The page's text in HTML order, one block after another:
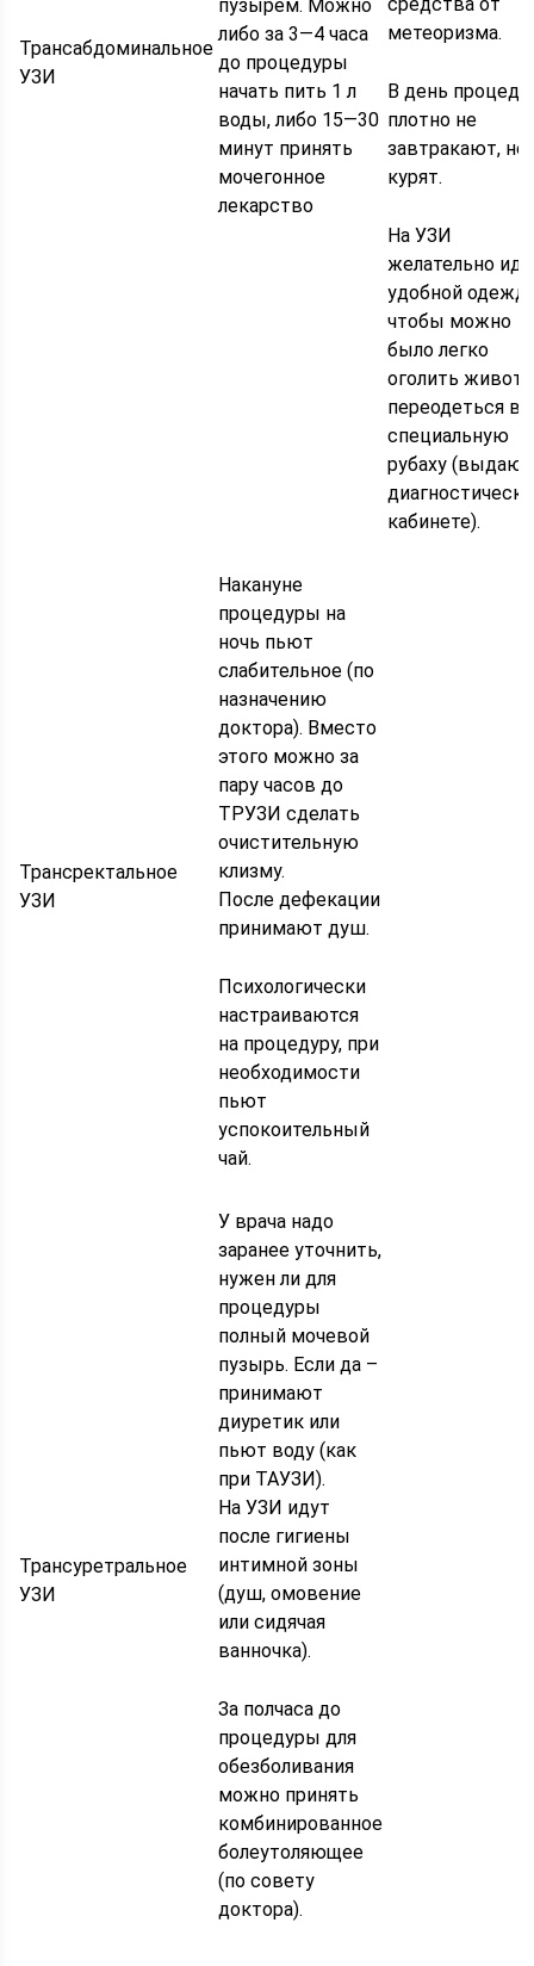
Трансабдоминальное
УЗИ
пузырем. Можно
либо за 3―4 часа
до процедуры
начать пить 1 л
воды, либо 15―30
минут принять
мочегонное
лекарство
метеоризма.
В день
плотно не
завтракают, не
курят.
На УЗИ
желательно
удобной
чтобы можно
было легко
оголить живот
переодеться в
специальную
рубаху
кабинете).
Трансректальное
УЗИ
Накануне
процедуры на
ночь пьют
слабительное (по
назначению
доктора). Вместо
этого можно за
пару часов до
ТРУЗИ сделать
очистительную
клизму.
После дефекации
принимают душ.
Психологически
настраиваются
на процедуру, при
необходимости
пьют
успокоительный
чай.
Трансуретральное
УЗИ
У врача надо
заранее уточнить,
нужен ли для
процедуры
полный мочевой
пузырь. Если да –
принимают
диуретик или
пьют воду (как
при ТАУЗИ).
На УЗИ идут
после гигиены
интимной зоны
(душ, омовение
или сидячая
ванночка).
За полчаса до
процедуры для
обезболивания
можно принять
комбинированное
болеутоляющее
(по совету
доктора).